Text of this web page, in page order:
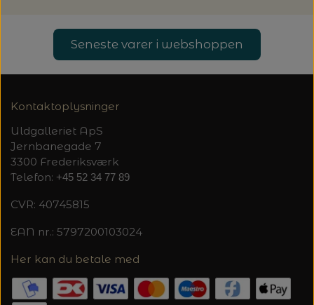
Seneste varer i webshoppen
Kontaktoplysninger
Uldgalleriet ApS
Jernbanegade 7
3300 Frederiksværk
Telefon: +45 52 34 77 89
CVR: 40745815
EAN nr.: 5797200103024
Her kan du betale med